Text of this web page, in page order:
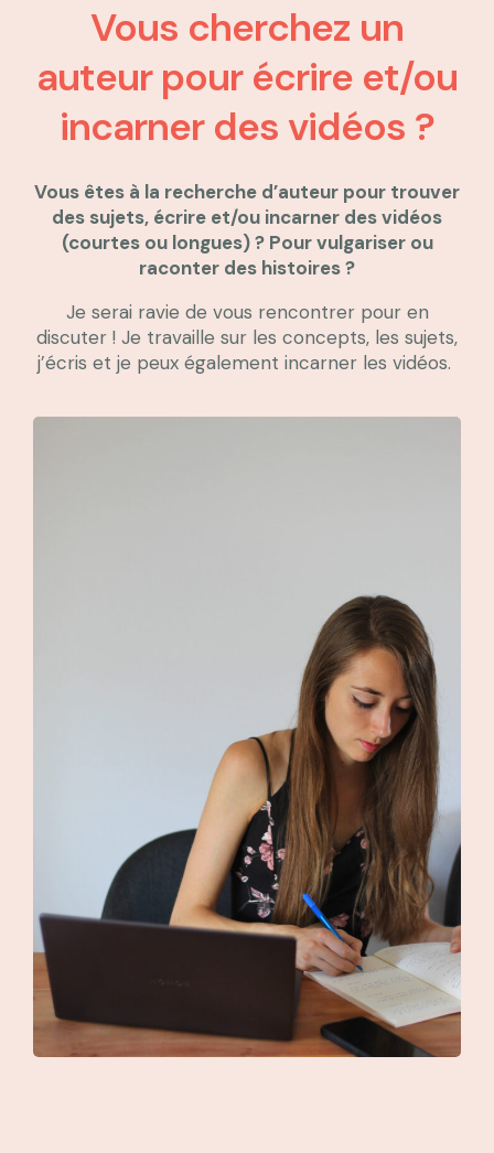
Vous cherchez un
auteur pour écrire et/ou
incarner des vidéos ?
Vous êtes à la recherche d’auteur pour trouver
des sujets, écrire et/ou incarner des vidéos
(courtes ou longues) ? Pour vulgariser ou
raconter des histoires ?
Je serai ravie de vous rencontrer pour en
discuter ! Je travaille sur les concepts, les sujets,
j’écris et je peux également incarner les vidéos.